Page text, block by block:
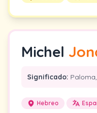
Michel
Significado:
Hebreo